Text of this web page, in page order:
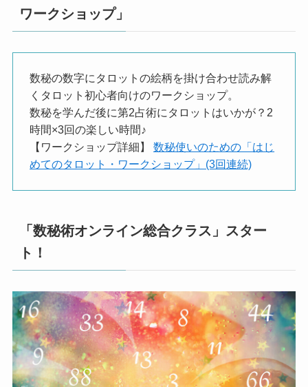
ワークショップ」
数秘の数字にタロットの絵柄を掛け合わせ読み解
くタロット初心者向けのワークショップ。
数秘を学んだ後に第2占術にタロットはいかが？2
時間×3回の楽しい時間♪
【ワークショップ詳細】数秘使いのための「はじ
めてのタロット・ワークショップ」(3回連続)
「数秘術オンライン総合クラス」スター
ト！